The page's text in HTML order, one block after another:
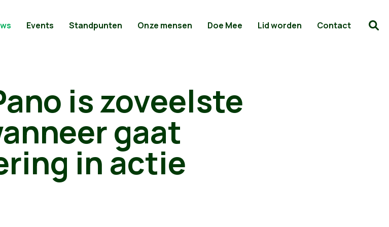
Events Standpunten Onze mensen Doe Mee Lid worden Contact
is zoveelste
gaat
in actie